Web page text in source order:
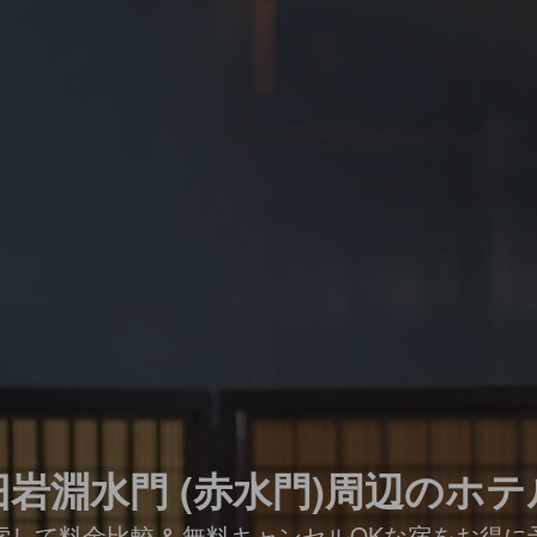
淵水門 (赤水門)周辺のホ